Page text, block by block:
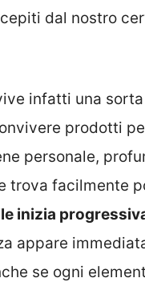
dal nostro
infatti una
prodotti
personale,
trova facilmente
inizia
appare
se ogni